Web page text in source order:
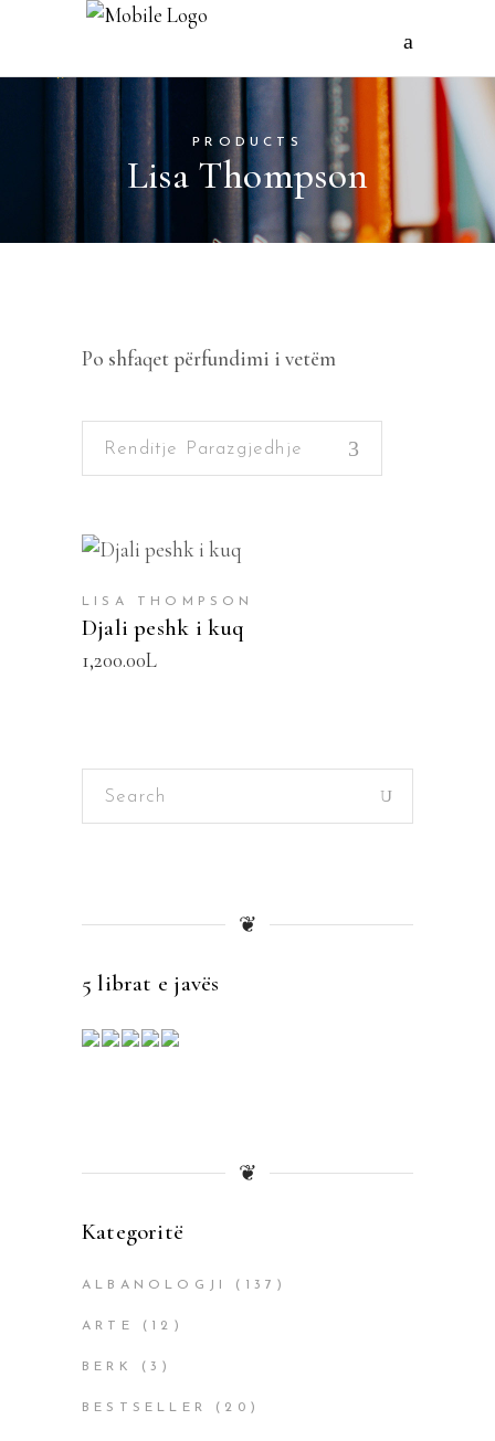
PRODUCTS
Lisa Thompson
Po shfaqet përfundimi i vetëm
Renditje Parazgjedhje
SHTOJE NË SHPORTË
LISA THOMPSON
Djali peshk i kuq
1,200.00L
Search
❦
5 librat e javës
❦
Kategoritë
ALBANOLOGJI (137)
ARTE (12)
BERK (3)
BESTSELLER (20)